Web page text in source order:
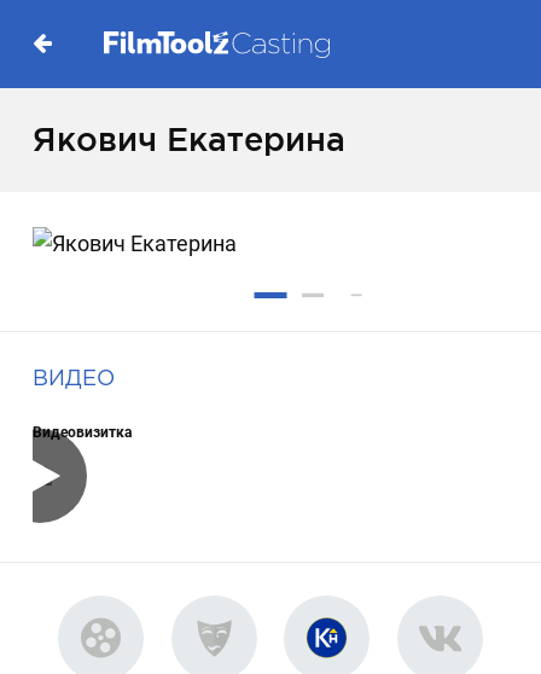
Якович Екатерина
ВИДЕО
Видеовизитка